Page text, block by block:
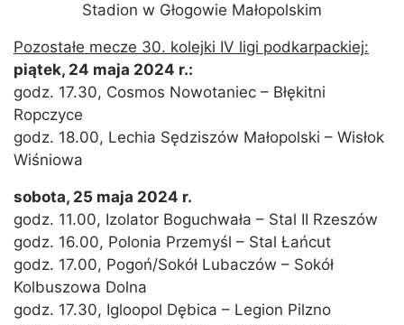
Stadion w Głogowie Małopolskim
Pozostałe mecze 30. kolejki IV ligi podkarpackiej:
piątek, 24 maja 2024 r.:
godz. 17.30, Cosmos Nowotaniec – Błękitni
Ropczyce
godz. 18.00, Lechia Sędziszów Małopolski – Wisłok
Wiśniowa
sobota, 25 maja 2024 r.
godz. 11.00, Izolator Boguchwała – Stal II Rzeszów
godz. 16.00, Polonia Przemyśl – Stal Łańcut
godz. 17.00, Pogoń/Sokół Lubaczów – Sokół
Kolbuszowa Dolna
godz. 17.30, Igloopol Dębica – Legion Pilzno